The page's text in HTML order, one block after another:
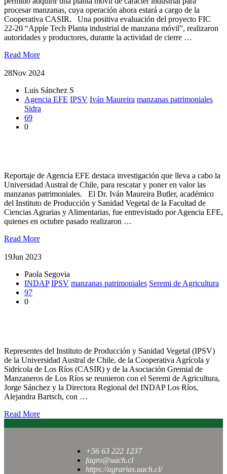
procesar manzanas, cuya operación ahora estará a cargo de la
Cooperativa CASIR. Una positiva evaluación del proyecto FIC
22-20 “Apple Tech Planta industrial de manzana móvil”, realizaron
autoridades y productores, durante la actividad de cierre …
Read More
28Nov 2024
Luis Sánchez S
Agencia EFE IPSV Iván Maureira manzanas patrimoniales
Sidra
69
0
Reportaje de Agencia EFE destaca investigación que lleva a cabo la
Universidad Austral de Chile, para rescatar y poner en valor las
manzanas patrimoniales. El Dr. Iván Maureira Butler, académico
del Instituto de Producción y Sanidad Vegetal de la Facultad de
Ciencias Agrarias y Alimentarias, fue entrevistado por Agencia EFE,
quienes en octubre pasado realizaron …
Read More
19Jun 2023
Paola Segovia
INDAP IPSV manzanas patrimoniales Seremi de Agricultura
97
0
Representes del Instituto de Producción y Sanidad Vegetal (IPSV)
de la Universidad Austral de Chile, de la Cooperativa Agrícola y
Sidrícola de Los Ríos (CASIR) y de la Asociación Gremial de
Manzaneros de Los Ríos se reunieron con el Seremi de Agricultura,
Jorge Sánchez y la Directora Regional del INDAP Los Ríos,
Alejandra Bartsch, con …
Read More
+56 63 222 1237
fagro@uach.cl
https://agrarias.uach.cl/